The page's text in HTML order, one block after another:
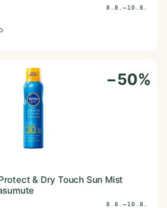
8.8.–10.8.
−50%
& Dry Touch Sun Mist
8.8.–10.8.